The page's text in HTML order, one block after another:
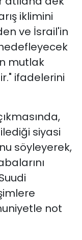
iklimini
ve İsrail'in
mutlak
ifadelerini
siyasi
söyleyerek,
not